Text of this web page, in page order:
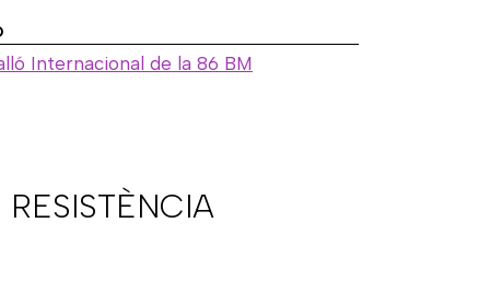
Internacional de la 86 BM